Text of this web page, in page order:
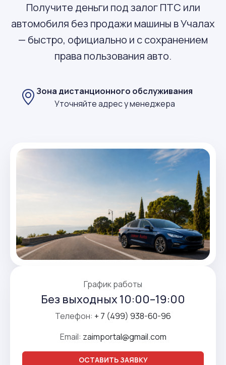
Получите деньги под залог ПТС или
автомобиля без продажи машины в Учалах
— быстро, официально и с сохранением
права пользования авто.
Зона дистанционного обслуживания
Уточняйте адрес у менеджера
График работы
Без выходных 10:00–19:00
Телефон: + 7 (499) 938-60-96
Email: zaimportal@gmail.com
ОСТАВИТЬ ЗАЯВКУ